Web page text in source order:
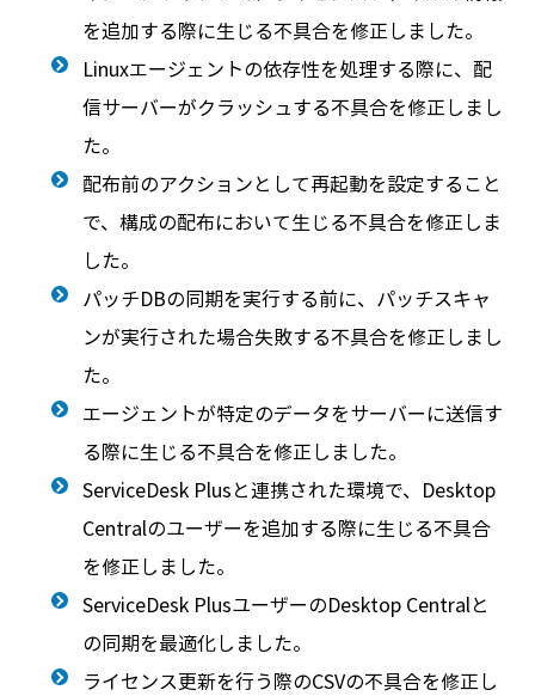
を追加する際に生じる不具合を修正しました。
Linuxエージェントの依存性を処理する際に、配
信サーバーがクラッシュする不具合を修正しまし
た。
配布前のアクションとして再起動を設定すること
で、構成の配布において生じる不具合を修正しま
した。
パッチDBの同期を実行する前に、パッチスキャ
ンが実行された場合失敗する不具合を修正しまし
た。
エージェントが特定のデータをサーバーに送信す
る際に生じる不具合を修正しました。
ServiceDesk Plusと連携された環境で、Desktop
Centralのユーザーを追加する際に生じる不具合
を修正しました。
ServiceDesk PlusユーザーのDesktop Centralと
の同期を最適化しました。
ライセンス更新を行う際のCSVの不具合を修正し